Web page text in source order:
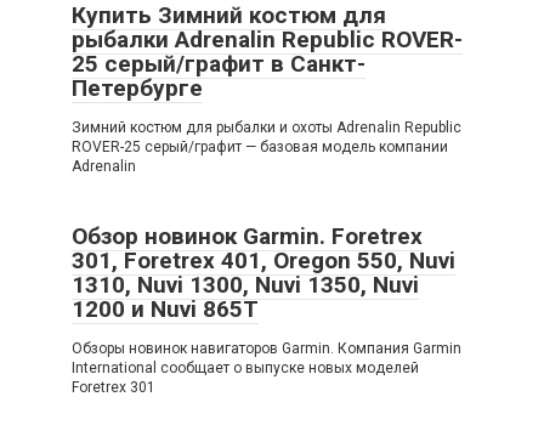
Купить Зимний костюм для
рыбалки Adrenalin Republic ROVER-
25 серый/графит в Санкт-
Петербурге
Зимний костюм для рыбалки и охоты Adrenalin Republic
ROVER-25 серый/графит — базовая модель компании
Adrenalin
Обзор новинок Garmin. Foretrex
301, Foretrex 401, Oregon 550, Nuvi
1310, Nuvi 1300, Nuvi 1350, Nuvi
1200 и Nuvi 865T
Обзоры новинок навигаторов Garmin. Компания Garmin
International сообщает о выпуске новых моделей
Foretrex 301